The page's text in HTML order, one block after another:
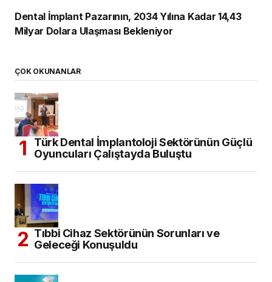
Dental İmplant Pazarının, 2034 Yılına Kadar 14,43
Milyar Dolara Ulaşması Bekleniyor
ÇOK OKUNANLAR
Türk Dental İmplantoloji Sektörünün Güçlü
Oyuncuları Çalıştayda Buluştu
Tıbbi Cihaz Sektörünün Sorunları ve
Geleceği Konuşuldu